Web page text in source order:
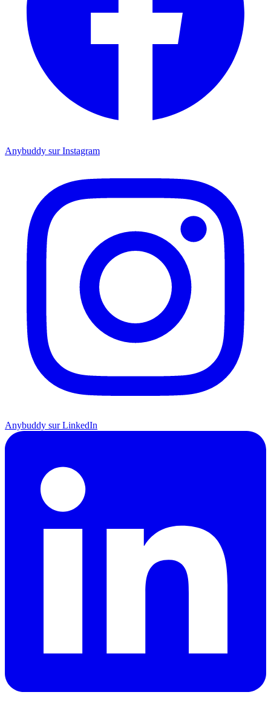
Anybuddy sur Instagram
Anybuddy sur LinkedIn